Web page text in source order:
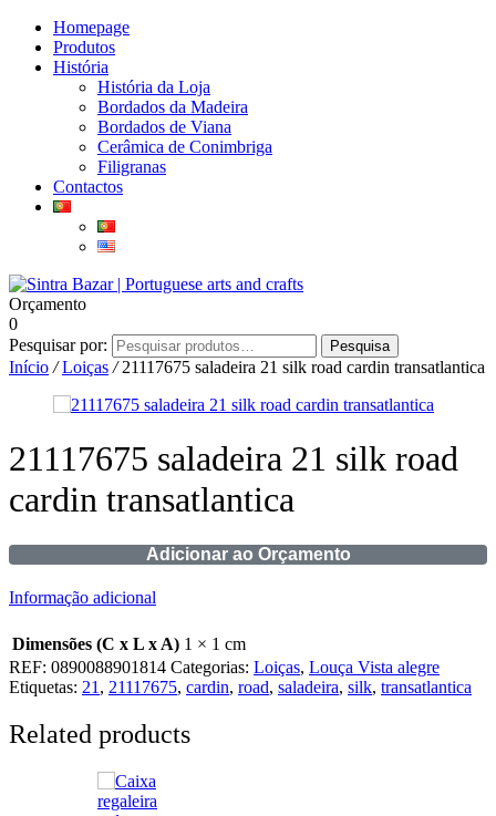
Homepage
Produtos
História
História da Loja
Bordados da Madeira
Bordados de Viana
Cerâmica de Conimbriga
Filigranas
Contactos
Orçamento
0
Pesquisar por:
Pesquisa
Início / Loiças /21117675 saladeira 21 silk road cardin transatlantica
21117675 saladeira 21 silk road
cardin transatlantica
Adicionar ao Orçamento
Informação adicional
Dimensões (C x L x A) 1 × 1 cm
REF: 0890088901814 Categorias: Loiças, Louça Vista alegre
Etiquetas: 21, 21117675, cardin, road, saladeira, silk, transatlantica
Related products